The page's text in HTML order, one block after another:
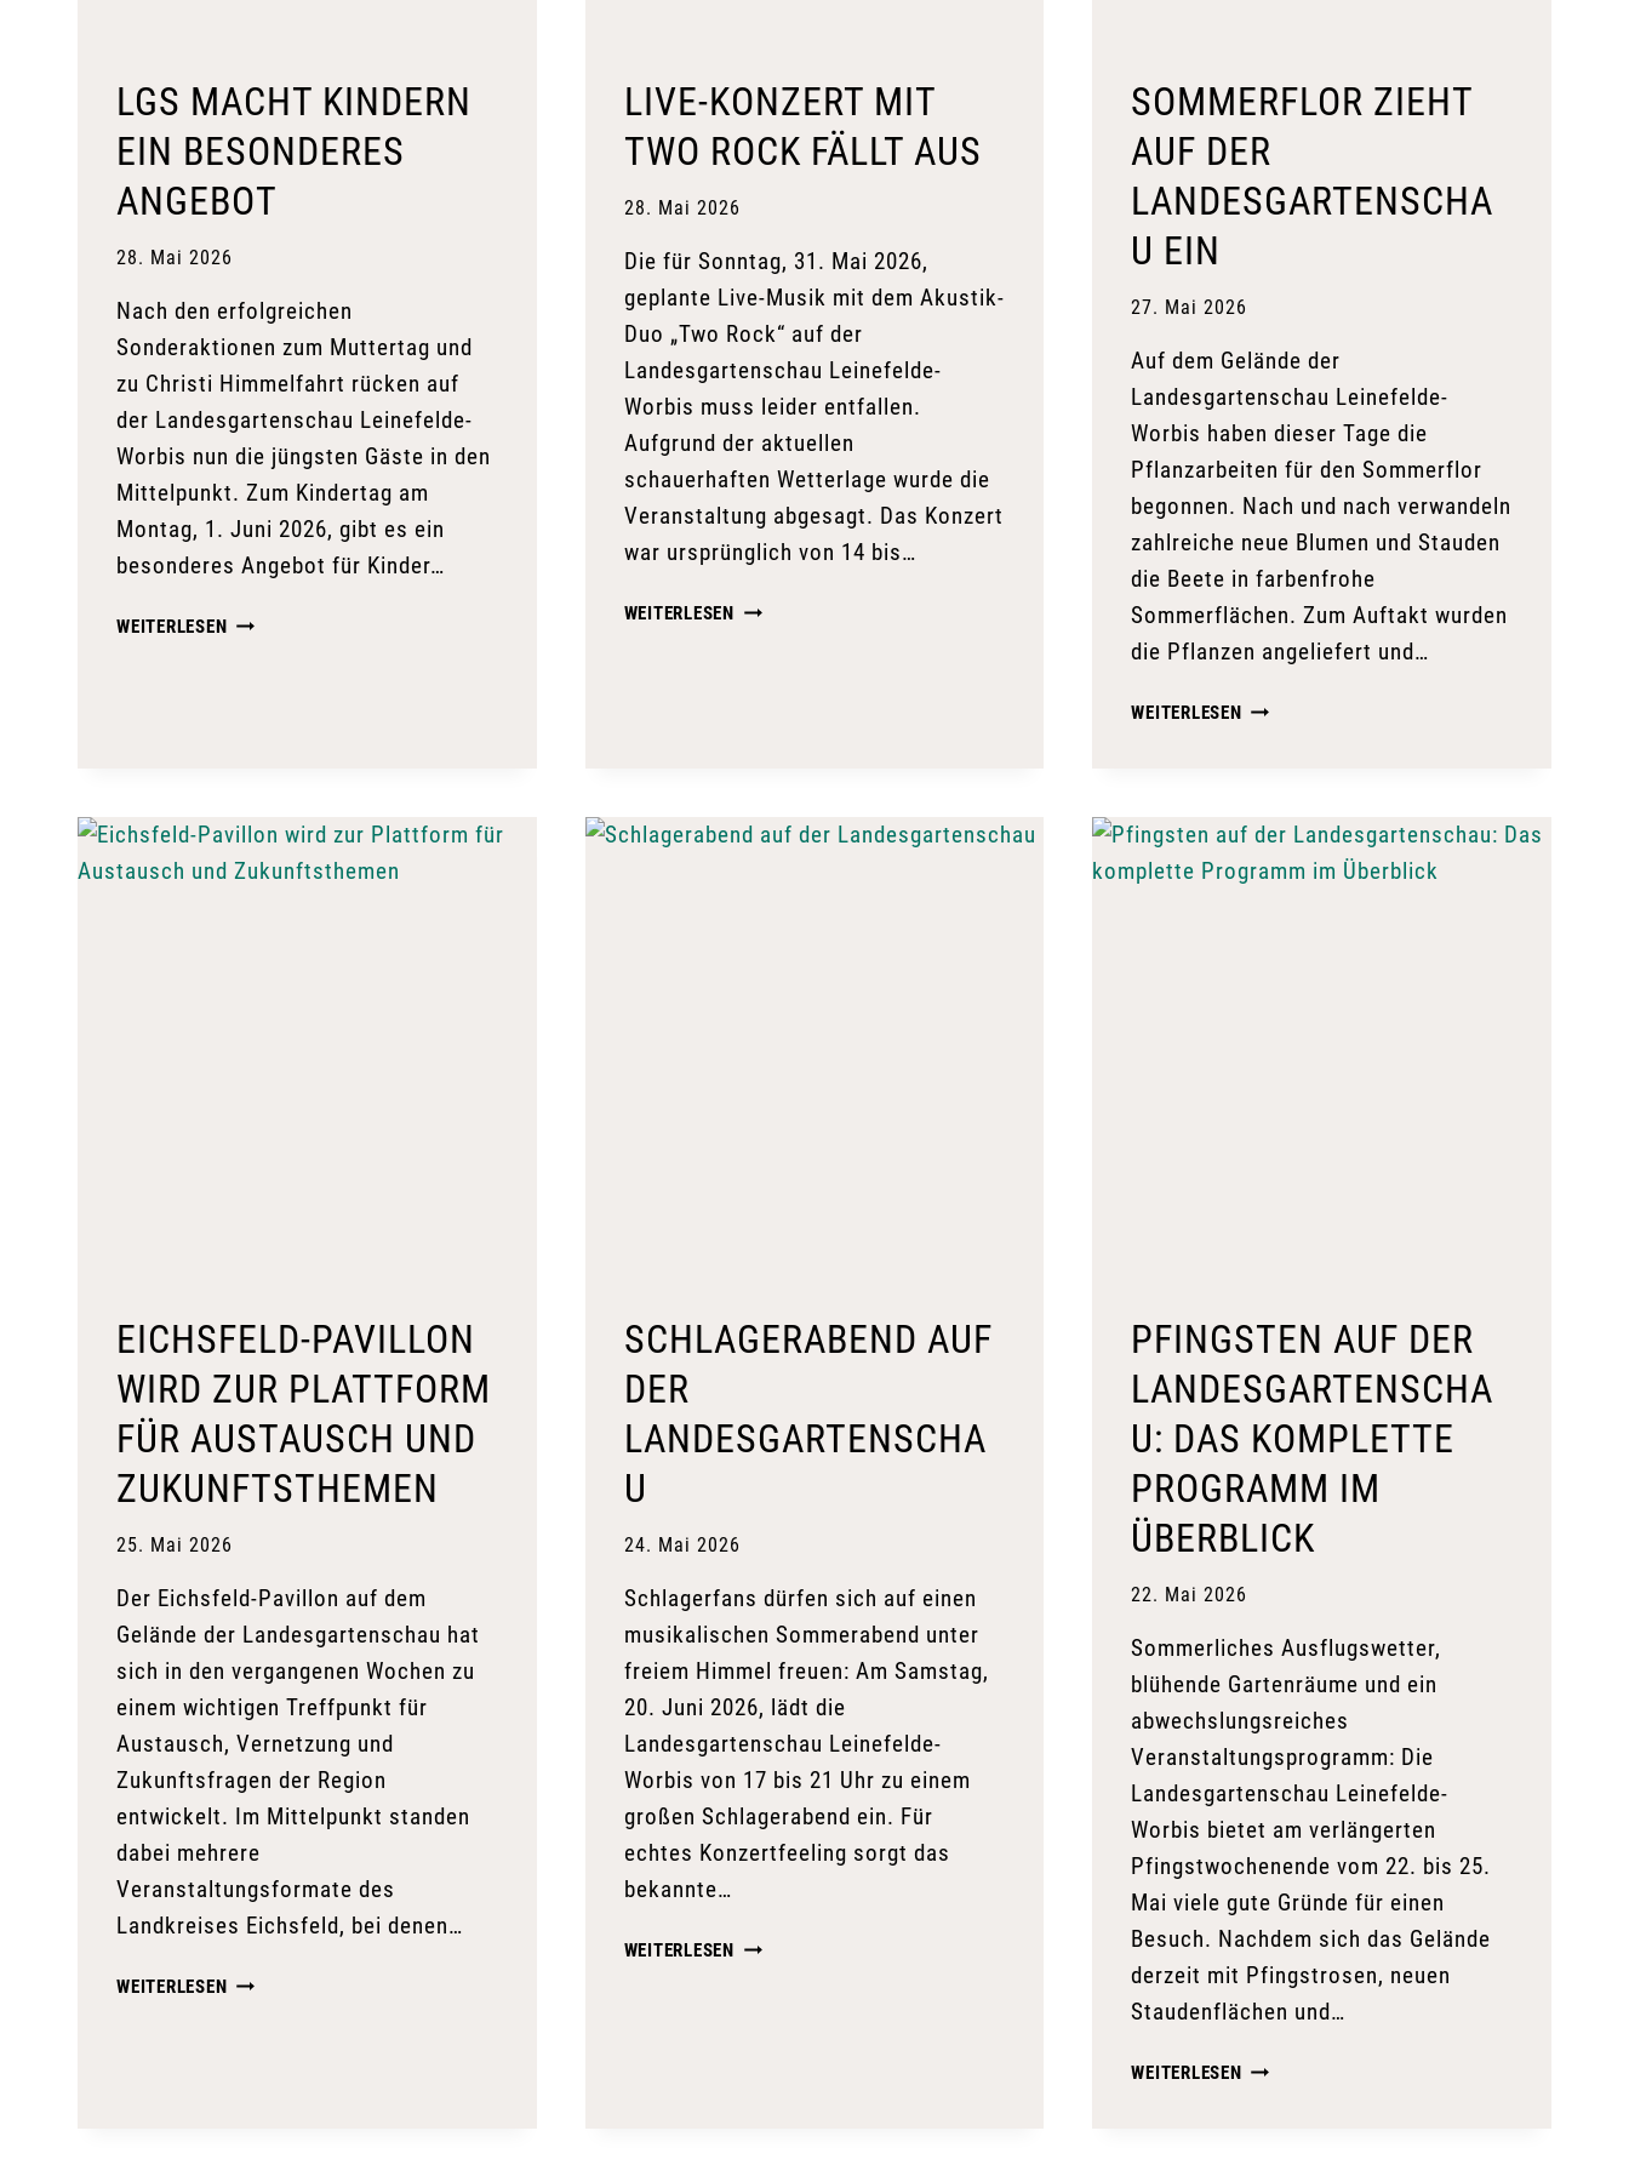
LGS MACHT KINDERN
EIN BESONDERES
ANGEBOT
28. Mai 2026
Nach den erfolgreichen
Sonderaktionen zum Muttertag und
zu Christi Himmelfahrt rücken auf
der Landesgartenschau Leinefelde-
Worbis nun die jüngsten Gäste in den
Mittelpunkt. Zum Kindertag am
Montag, 1. Juni 2026, gibt es ein
besonderes Angebot für Kinder…
WEITERLESENLGS
LIVE-KONZERT MIT
TWO ROCK FÄLLT AUS
28. Mai 2026
Die für Sonntag, 31. Mai 2026,
geplante Live-Musik mit dem Akustik-
Duo „Two Rock“ auf der
Landesgartenschau Leinefelde-
Worbis muss leider entfallen.
Aufgrund der aktuellen
schauerhaften Wetterlage wurde die
Veranstaltung abgesagt. Das Konzert
war ursprünglich von 14 bis…
WEITERLESEN
LIVE-
SOMMERFLOR ZIEHT
AUF DER
LANDESGARTENSCHA
U EIN
27. Mai 2026
Auf dem Gelände der
Landesgartenschau Leinefelde-
Worbis haben dieser Tage die
Pflanzarbeiten für den Sommerflor
begonnen. Nach und nach verwandeln
zahlreiche neue Blumen und Stauden
die Beete in farbenfrohe
Sommerflächen. Zum Auftakt wurden
die Pflanzen angeliefert und…
WEITERLESENSOMMERFLOR
LANDESGARTENSCHAU
EICHSFELD-PAVILLON
WIRD ZUR PLATTFORM
FÜR AUSTAUSCH UND
ZUKUNFTSTHEMEN
25. Mai 2026
Der Eichsfeld-Pavillon auf dem
Gelände der Landesgartenschau hat
sich in den vergangenen Wochen zu
einem wichtigen Treffpunkt für
Austausch, Vernetzung und
Zukunftsfragen der Region
entwickelt. Im Mittelpunkt standen
dabei mehrere
Veranstaltungsformate des
Landkreises Eichsfeld, bei denen…
WEITERLESENEICHSFELD-
SCHLAGERABEND AUF
DER
LANDESGARTENSCHA
U
24. Mai 2026
Schlagerfans dürfen sich auf einen
musikalischen Sommerabend unter
freiem Himmel freuen: Am Samstag,
20. Juni 2026, lädt die
Landesgartenschau Leinefelde-
Worbis von 17 bis 21 Uhr zu einem
großen Schlagerabend ein. Für
echtes Konzertfeeling sorgt das
bekannte…
WEITERLESEN SCHLAGERABEND
PFINGSTEN AUF DER
LANDESGARTENSCHA
U: DAS KOMPLETTE
PROGRAMM IM
ÜBERBLICK
22. Mai 2026
Sommerliches Ausflugswetter,
blühende Gartenräume und ein
abwechslungsreiches
Veranstaltungsprogramm: Die
Landesgartenschau Leinefelde-
Worbis bietet am verlängerten
Pfingstwochenende vom 22. bis 25.
Mai viele gute Gründe für einen
Besuch. Nachdem sich das Gelände
derzeit mit Pfingstrosen, neuen
Staudenflächen und…
WEITERLESENPFINGSTEN